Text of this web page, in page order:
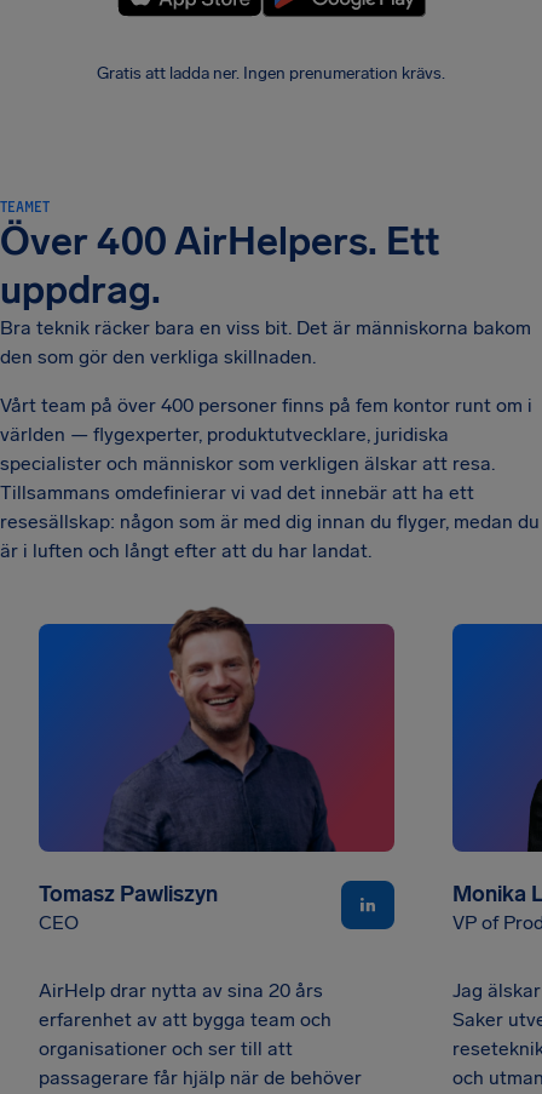
Gratis att ladda ner. Ingen prenumeration krävs.
TEAMET
Över 400 AirHelpers. Ett
uppdrag.
Bra teknik räcker bara en viss bit. Det är människorna bakom
den som gör den verkliga skillnaden.
Vårt team på över 400 personer finns på fem kontor runt om i
världen — flygexperter, produktutvecklare, juridiska
specialister och människor som verkligen älskar att resa.
Tillsammans omdefinierar vi vad det innebär att ha ett
resesällskap: någon som är med dig innan du flyger, medan du
är i luften och långt efter att du har landat.
Tomasz Pawliszyn
CEO
AirHelp drar nytta av sina 20 års
erfarenhet av att bygga team och
organisationer och ser till att
passagerare får hjälp när de behöver
Monika
VP of
Jag
Saker
och